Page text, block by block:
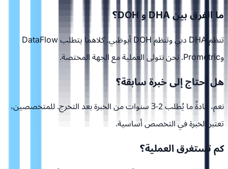
ما الفرق بين DHA و DOH؟
تنظم DHA دبي وتنظم DOH أبوظبي. كلاهما يتطلب DataFlow
وPrometric. نحن نتولى العملية مع الجهة المختصة.
هل أحتاج إلى خبرة سابقة؟
نعم، عادةً ما يُطلب 2-3 سنوات من الخبرة بعد التخرج. للمتخصصين،
تعتبر الخبرة في التخصص أساسية.
كم تستغرق العملية؟